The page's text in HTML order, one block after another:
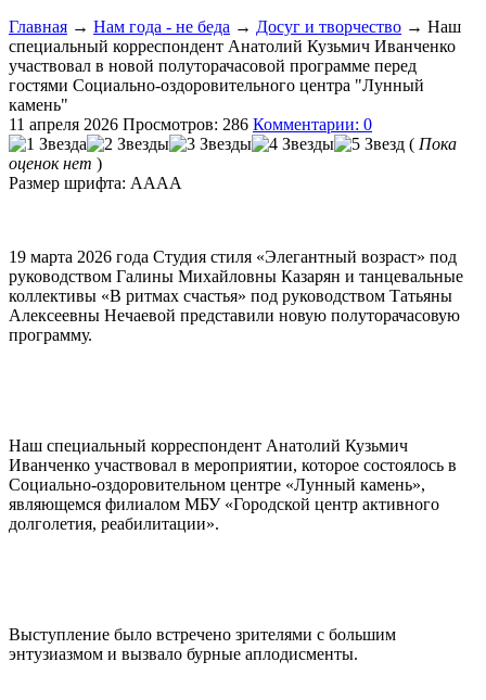
Главная → Нам года - не беда → Досуг и творчество → Наш
специальный корреспондент Анатолий Кузьмич Иванченко
участвовал в новой полуторачасовой программе перед
гостями Социально-оздоровительного центра "Лунный
камень"
11 апреля 2026 Просмотров: 286 Комментарии: 0
( Пока
оценок нет )
Размер шрифта: AAAA
19 марта 2026 года Студия стиля «Элегантный возраст» под
руководством Галины Михайловны Казарян и танцевальные
коллективы «В ритмах счастья» под руководством Татьяны
Алексеевны Нечаевой представили новую полуторачасовую
программу.
Наш специальный корреспондент Анатолий Кузьмич
Иванченко участвовал в мероприятии, которое состоялось в
Социально-оздоровительном центре «Лунный камень»,
являющемся филиалом МБУ «Городской центр активного
долголетия, реабилитации».
Выступление было встречено зрителями с большим
энтузиазмом и вызвало бурные аплодисменты.